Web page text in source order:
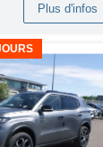
Plus d'infos